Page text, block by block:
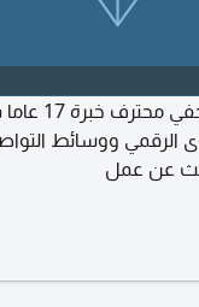
أنا "مقيم"
الرقمي ووسائط
عن عمل